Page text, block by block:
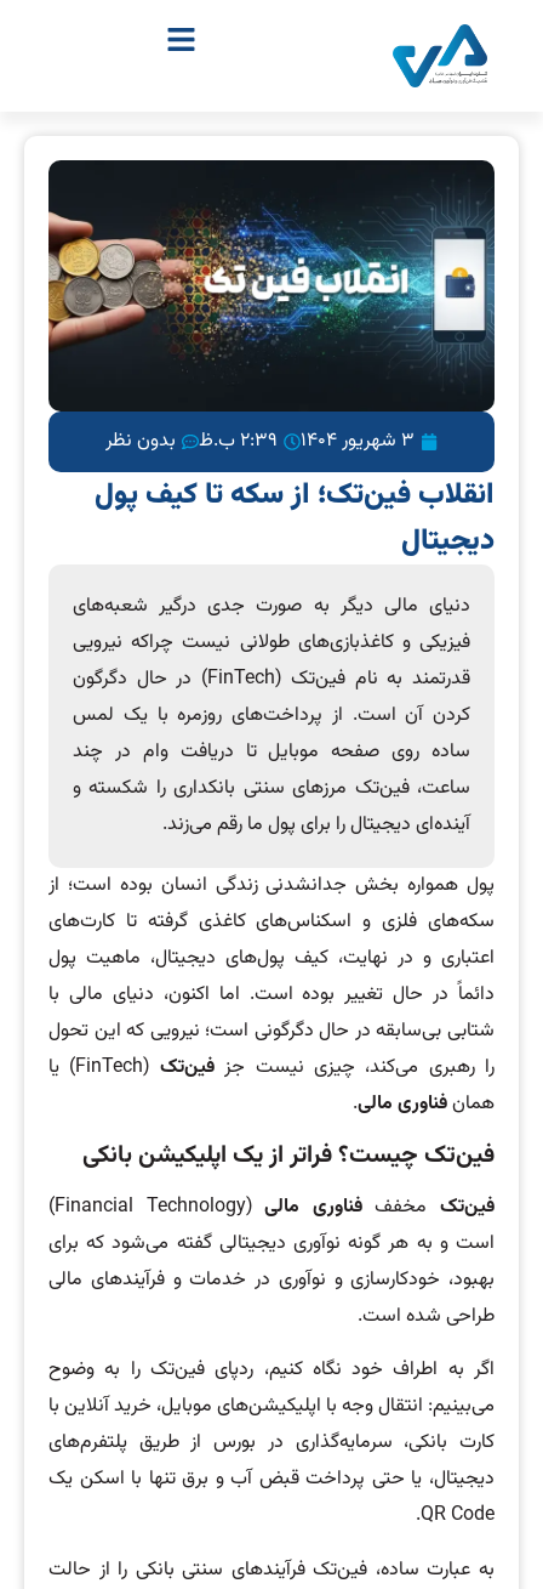
3 شهریور 1404 2:39 ب.ظ بدون نظر
انقلاب فین‌تک؛ از سکه تا کیف پول
دیجیتال
دنیای مالی دیگر به صورت جدی درگیر شعبه‌های
فیزیکی و کاغذبازی‌های طولانی نیست چراکه نیرویی
قدرتمند به نام فین‌تک (FinTech) در حال دگرگون
کردن آن است. از پرداخت‌های روزمره با یک لمس
ساده روی صفحه موبایل تا دریافت وام در چند
ساعت، فین‌تک مرزهای سنتی بانکداری را شکسته و
آینده‌ای دیجیتال را برای پول ما رقم می‌زند.
پول همواره بخش جدانشدنی زندگی انسان بوده است؛ از
سکه‌های فلزی و اسکناس‌های کاغذی گرفته تا کارت‌های
اعتباری و در نهایت، کیف پول‌های دیجیتال، ماهیت پول
دائماً در حال تغییر بوده است. اما اکنون، دنیای مالی با
شتابی بی‌سابقه در حال دگرگونی است؛ نیرویی که این تحول
را رهبری می‌کند، چیزی نیست جزفین‌تک
(FinTech) یا
همانفناوری مالی.
فین‌تک چیست؟ فراتر از یک اپلیکیشن بانکی
فین‌تکمخفففناوری مالی
(Financial Technology)
است و به هر گونه نوآوری دیجیتالی گفته می‌شود که برای
بهبود، خودکارسازی و نوآوری در خدمات و فرآیندهای مالی
طراحی شده است.
اگر به اطراف خود نگاه کنیم، ردپای فین‌تک را به وضوح
می‌بینیم: انتقال وجه با اپلیکیشن‌های موبایل، خرید آنلاین با
کارت بانکی، سرمایه‌گذاری در بورس از طریق پلتفرم‌های
دیجیتال، یا حتی پرداخت قبض آب و برق تنها با اسکن یک
QR Code.
به عبارت ساده، فین‌تک فرآیندهای سنتی بانکی را از حالت